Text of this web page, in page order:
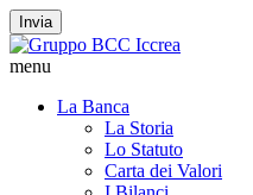
Invia
menu
La Banca
La Storia
Lo Statuto
Carta dei Valori